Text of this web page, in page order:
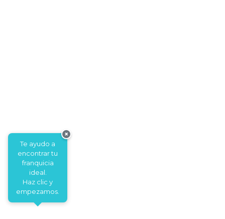
Te ayudo a
encontrar tu
franquicia
ideal.
Haz clic y
empezamos.
×